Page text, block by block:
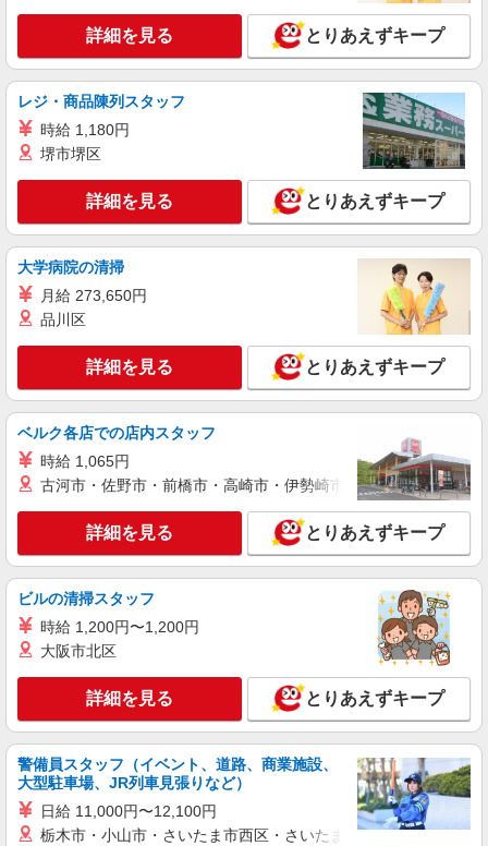
＜南流山駅＞デイサービスのパート募集≪週3
勤務≫≪夕方退社≫
時給1550円〜2312円 ＜交通費全支給(ガソリ
ン代含む)＞
流山市
詳細を見る
株式会社kotrio /●CB-H-2031629
≪流山市≫日勤のみ＆残業ナシ！お迎えに間に
時給1600円〜2250円 ＜日払い有/週払い有/交
流山市
キープ 詳細を見る
派遣社員
株式会社トラストグロース 新宿本社 第1営業部
サービス付き高齢者向け住宅での夜専介護士
1夜勤：24000円〜 ※資格・経験などによる
千葉県流山市
キープ 詳細を見る
派遣社員
初石駅｜シニア向け住宅で快適な暮らしのお手
時給1500円〜2250円 ＜日払い有/週払い有/交
通費全支給(ガソリン代含む)＞
流山市＜最寄り駅：初石＞
キープ 詳細を見る
詳細を見る とりあえずキープ
レジ・商品陳列スタッフ
時給 1,180円
堺市堺区
詳細を見る とりあえずキープ
大学病院の清掃
月給 273,650円
品川区
詳細を見る とりあえずキープ
ベルク各店での店内スタッフ
時給 1,065円
古河市・佐野市・前橋市・高崎市・伊勢崎市・太田市・館林市
詳細を見る とりあえずキープ
ビルの清掃スタッフ
時給 1,200円〜1,200円
大阪市北区
詳細を見る とりあえずキープ
警備員スタッフ（イベント、道路、商業施設、
大型駐車場、JR列車見張りなど）
日給 11,000円〜12,100円
栃木市・小山市・さいたま市西区・さいたま市岩槻区・久喜市・